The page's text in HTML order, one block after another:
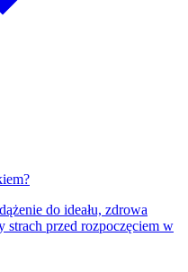
do ideału, zdrowa
przed rozpoczęciem w